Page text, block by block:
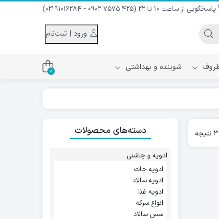
پاسخگویی از ساعت 10 تا 22 (425 7575 0902 - 02191016284)
سرد
شوینده و بهداشتی 0
Sorted
popularity
دسته‌های محصولات
ادویه و چاشنی
ادویه جات
ادویه سالاد
ادویه غذا
انواع سرکه
سس سالاد